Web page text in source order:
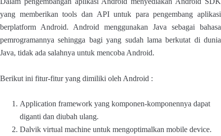
yang memberikan tools dan API untuk para pengembang aplikasi
berplatform Android. Android menggunakan Java sebagai bahasa
pemrogramannya sehingga bagi yang sudah lama berkutat di dunia
Java, tidak ada salahnya untuk mencoba Android.
Berikut ini fitur-fitur yang dimiliki oleh Android :
Application framework yang komponen-komponennya dapat
diganti dan diubah ulang.
Dalvik virtual machine untuk mengoptimalkan mobile device.